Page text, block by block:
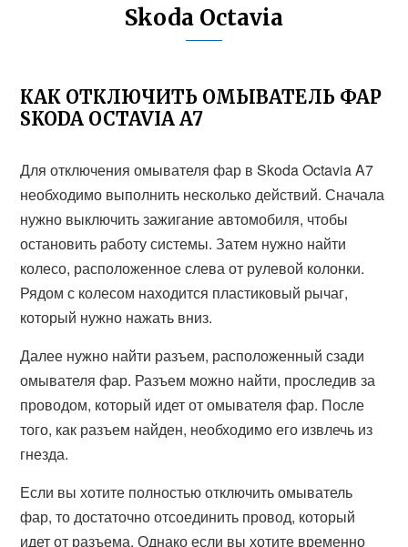
Skoda Octavia
КАК ОТКЛЮЧИТЬ ОМЫВАТЕЛЬ ФАР
SKODA OCTAVIA A7
Для отключения омывателя фар в Skoda Octavia A7
необходимо выполнить несколько действий. Сначала
нужно выключить зажигание автомобиля, чтобы
остановить работу системы. Затем нужно найти
колесо, расположенное слева от рулевой колонки.
Рядом с колесом находится пластиковый рычаг,
который нужно нажать вниз.
Далее нужно найти разъем, расположенный сзади
омывателя фар. Разъем можно найти, проследив за
проводом, который идет от омывателя фар. После
того, как разъем найден, необходимо его извлечь из
гнезда.
Если вы хотите полностью отключить омыватель
фар, то достаточно отсоединить провод, который
идет от разъема. Однако если вы хотите временно